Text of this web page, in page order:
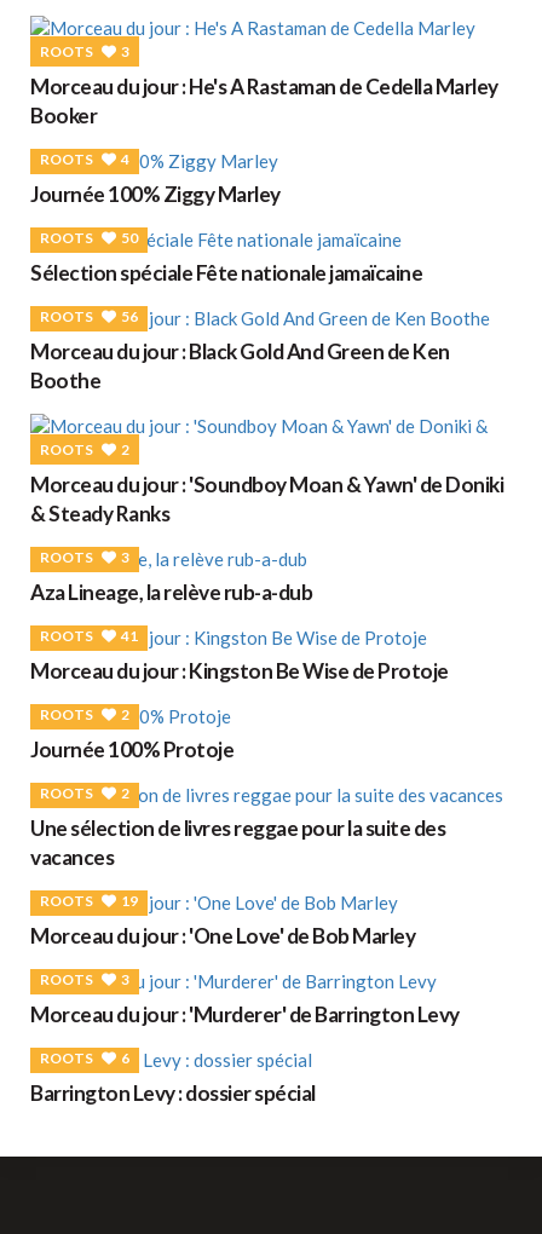
ROOTS 3
Morceau du jour : He's A Rastaman de Cedella Marley
Booker
ROOTS 4
Journée 100% Ziggy Marley
ROOTS 50
Sélection spéciale Fête nationale jamaïcaine
ROOTS 56
Morceau du jour : Black Gold And Green de Ken
Boothe
ROOTS 2
Morceau du jour : 'Soundboy Moan & Yawn' de Doniki
& Steady Ranks
ROOTS 3
Aza Lineage, la relève rub-a-dub
ROOTS 41
Morceau du jour : Kingston Be Wise de Protoje
ROOTS 2
Journée 100% Protoje
ROOTS 2
Une sélection de livres reggae pour la suite des
vacances
ROOTS 19
Morceau du jour : 'One Love' de Bob Marley
ROOTS 3
Morceau du jour : 'Murderer' de Barrington Levy
ROOTS 6
Barrington Levy : dossier spécial